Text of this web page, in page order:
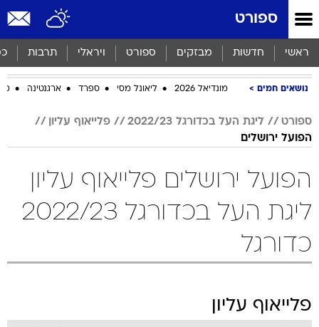
ספורט
ראשי חדשות מבזקים ספורט ויראלי תרבות
נושאים חמים מונדיאל 2026 ליאונל מסי ספרד ארגנטינה
ספורט ליגת העל בכדורגל 2022/23
פלייאוף עליון
הפועל ירושלים
הפועל ירושלים פלייאוף עליון
ליגת העל בכדורגל 2022/23
כדורגל
פלייאוף עליון